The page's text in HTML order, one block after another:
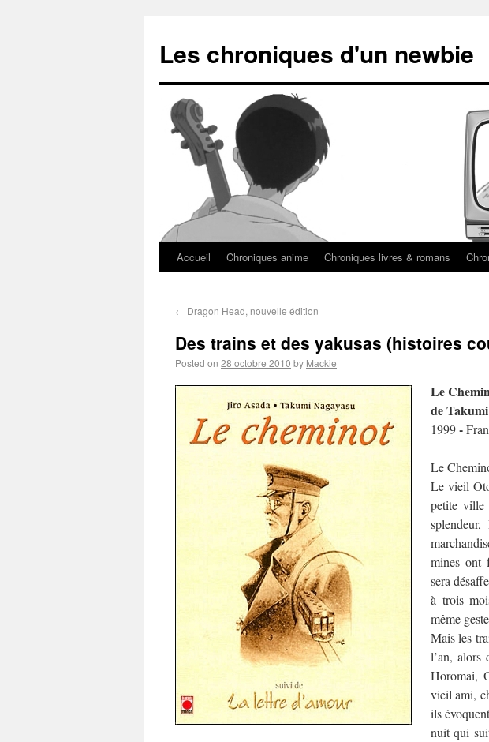
Les chroniques d'un newbie
Accueil Chroniques anime Chroniques livres & romans
← Dragon Head, nouvelle édition
Des trains et des yakusas (histoires
Posted on 28 octobre 2010 by Mackie
Le
de
1999-
Le
Le vieil
petite ville
mines ont
sera
à trois
même
Mais les
l’an, alors
Horomai,
vieil ami,
ils
nuit qui